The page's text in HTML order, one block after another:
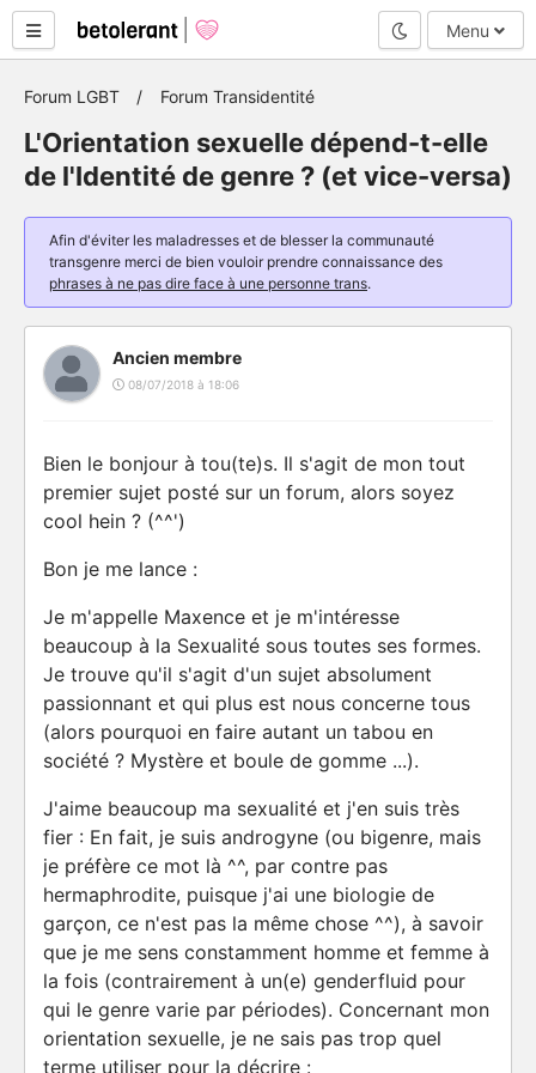
Mode nuit
Menu
Forum LGBT Forum Transidentité
L'Orientation sexuelle dépend-t-elle
de l'Identité de genre ? (et vice-versa)
Afin d'éviter les maladresses et de blesser la communauté
transgenre merci de bien vouloir prendre connaissance des
phrases à ne pas dire face à une personne trans.
Ancien membre
08/07/2018 à 18:06
Bien le bonjour à tou(te)s. Il s'agit de mon tout
premier sujet posté sur un forum, alors soyez
cool hein ? (^^')
Bon je me lance :
Je m'appelle Maxence et je m'intéresse
beaucoup à la Sexualité sous toutes ses formes.
Je trouve qu'il s'agit d'un sujet absolument
passionnant et qui plus est nous concerne tous
(alors pourquoi en faire autant un tabou en
société ? Mystère et boule de gomme ...).
J'aime beaucoup ma sexualité et j'en suis très
fier : En fait, je suis androgyne (ou bigenre, mais
je préfère ce mot là ^^, par contre pas
hermaphrodite, puisque j'ai une biologie de
garçon, ce n'est pas la même chose ^^), à savoir
que je me sens constamment homme et femme à
la fois (contrairement à un(e) genderfluid pour
qui le genre varie par périodes). Concernant mon
orientation sexuelle, je ne sais pas trop quel
terme utiliser pour la décrire :